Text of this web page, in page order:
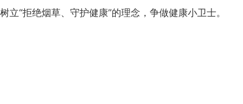
“拒绝烟草、守护健康”的理念，争做健康小卫士。